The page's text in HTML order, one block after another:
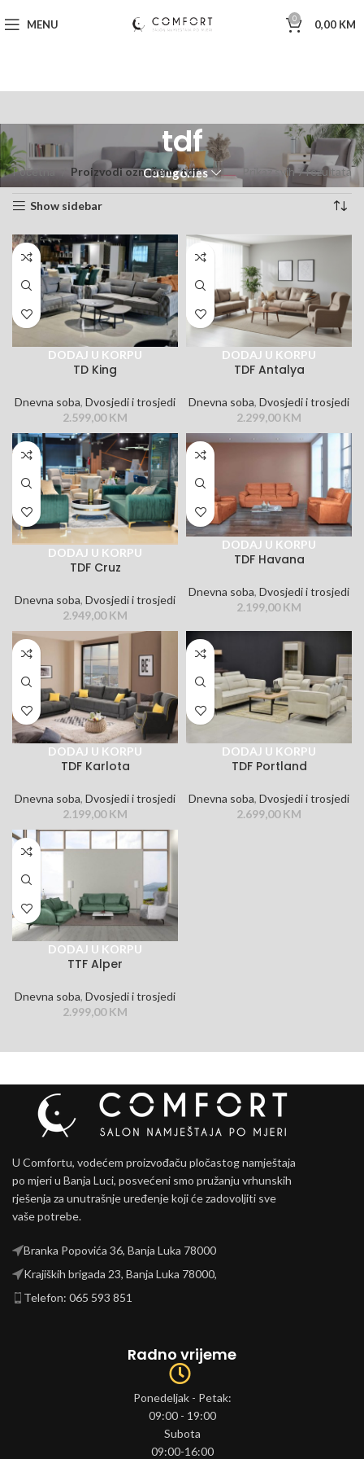
MENU 0 0,00 KM
tdf
Categories
Početna Proizvodi označeni “tdf” Prikaz svih 7 rezultata
Show sidebar
DODAJ U KORPU
TD King
Dnevna soba, Dvosjedi i trosjedi
2.599,00KM
DODAJ U KORPU
TDF Antalya
Dnevna soba, Dvosjedi i trosjedi
2.299,00KM
DODAJ U KORPU
TDF Cruz
Dnevna soba, Dvosjedi i trosjedi
2.949,00KM
DODAJ U KORPU
TDF Havana
Dnevna soba, Dvosjedi i trosjedi
2.199,00KM
DODAJ U KORPU
TDF Karlota
Dnevna soba, Dvosjedi i trosjedi
2.199,00KM
DODAJ U KORPU
TDF Portland
Dnevna soba, Dvosjedi i trosjedi
2.699,00KM
DODAJ U KORPU
TTF Alper
Dnevna soba, Dvosjedi i trosjedi
2.999,00KM
U Comfortu, vodećem proizvođaču pločastog namještaja
po mjeri u Banja Luci, posvećeni smo pružanju vrhunskih
rješenja za unutrašnje uređenje koji će zadovoljiti sve
vaše potrebe.
Branka Popovića 36, Banja Luka 78000
Krajiških brigada 23, Banja Luka 78000,
Telefon: 065 593 851
Radno vrijeme
Ponedeljak - Petak:
09:00 - 19:00
Subota
09:00-16:00